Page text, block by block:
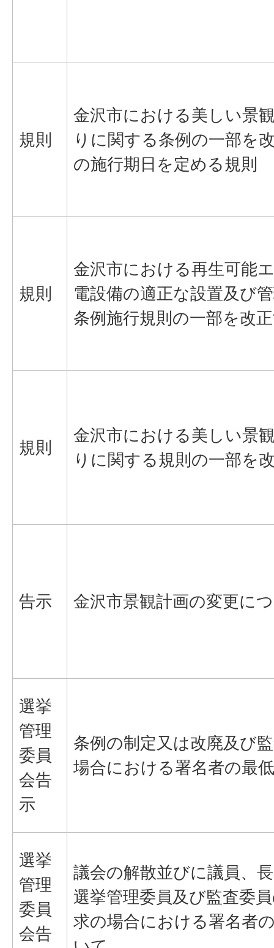
規則
金沢市における美しい景
りに関する条例の一部を
の施行期日を定める規則
規則
金沢市における再生可能
電設備の適正な設置及び
条例施行規則の一部を改
規則
金沢市における美しい景
りに関する規則の一部を
告示 金沢市景観計画の変更に
選挙
管理
委員
会告
示
条例の制定又は改廃及び
場合における署名者の最
選挙
管理
委員
会告
議会の解散並びに議員、
選挙管理委員及び監査委
求の場合における署名者